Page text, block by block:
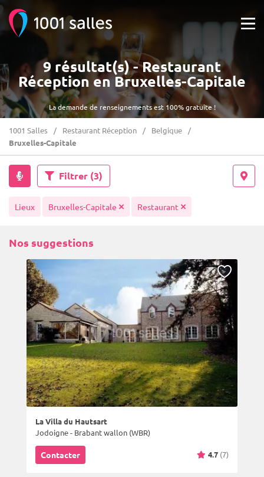
La demande de renseignements est 100% gratuite !
9 résultat(s) - Restaurant
Réception en Bruxelles-Capitale
1001 Salles Restaurant Réception
Belgique
Bruxelles-Capitale
Filtrer (3)
Lieux Bruxelles-Capitale Restaurant
Nos suggestions
La Villa du Hautsart
Jodoigne - Brabant wallon (WBR)
Contacter 4.7 (7)